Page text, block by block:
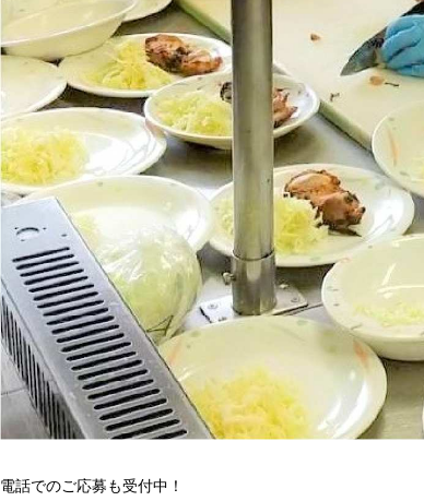
電話でのご応募も受付中！